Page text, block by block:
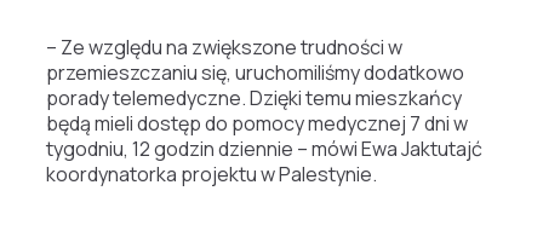
– Ze względu na zwiększone trudności w
przemieszczaniu się, uruchomiliśmy dodatkowo
porady telemedyczne. Dzięki temu mieszkańcy
będą mieli dostęp do pomocy medycznej 7 dni w
tygodniu, 12 godzin dziennie – mówi Ewa Jaktutajć
koordynatorka projektu w Palestynie.